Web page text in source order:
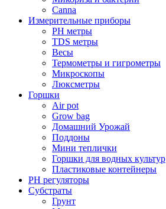
Canna
Измерительные приборы
PH метры
TDS метры
Весы
Термометры и гигрометры
Микроскопы
Люксметры
Горшки
Air pot
Grow bag
Домашний Урожай
Поддоны
Мини теплички
Горшки для водных культур
Пластиковые контейнеры
PH регуляторы
Субстраты
Грунт